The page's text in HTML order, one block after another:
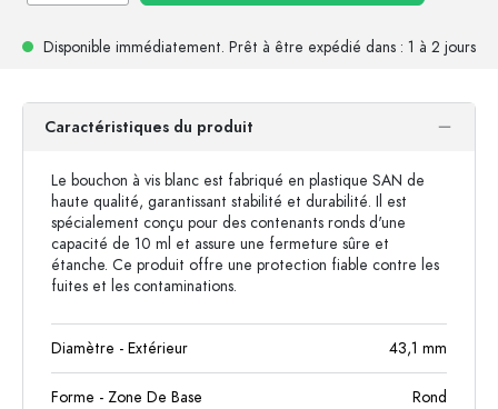
Disponible immédiatement. Prêt à être expédié dans : 1 à 2 jours
Caractéristiques du produit
Le bouchon à vis blanc est fabriqué en plastique SAN de
haute qualité, garantissant stabilité et durabilité. Il est
spécialement conçu pour des contenants ronds d'une
capacité de 10 ml et assure une fermeture sûre et
étanche. Ce produit offre une protection fiable contre les
fuites et les contaminations.
Diamètre - Extérieur 43,1 mm
Forme - Zone De Base Rond